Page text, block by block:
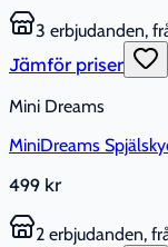
3 erbjudanden,
Jämför priser
Mini Dreams
MiniDreams
499 kr
2 erbjudanden,